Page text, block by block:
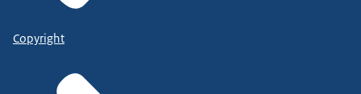
Copyright